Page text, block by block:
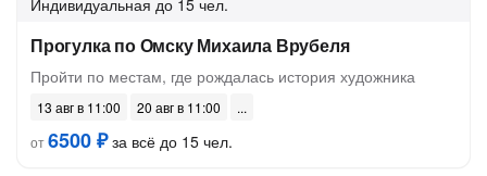
Индивидуальная до 15 чел.
Прогулка по Омску Михаила Врубеля
Пройти по местам, где рождалась история художника
13 авг в 11:00
20 авг в 11:00
от6500 ₽за всё до 15 чел.